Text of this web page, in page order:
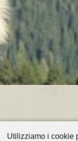
Utilizziamo i cookie